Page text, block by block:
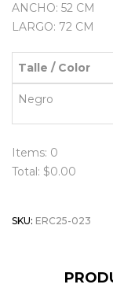
ANCHO: 52 CM
LARGO: 72 CM
Talle / Color
Negro
Items: 0
Total: $0.00
SKU: ERC25-023